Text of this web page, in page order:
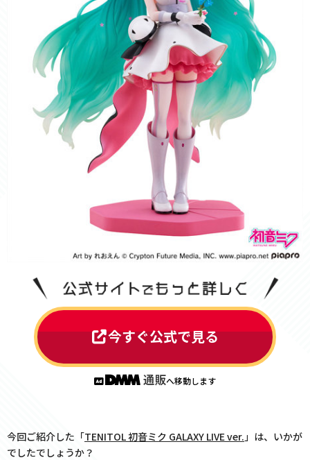
今すぐ公式で見る
へ移動します
今回ご紹介した「TENITOL 初音ミク GALAXY LIVE ver. 」は、いかが
でしたでしょうか？